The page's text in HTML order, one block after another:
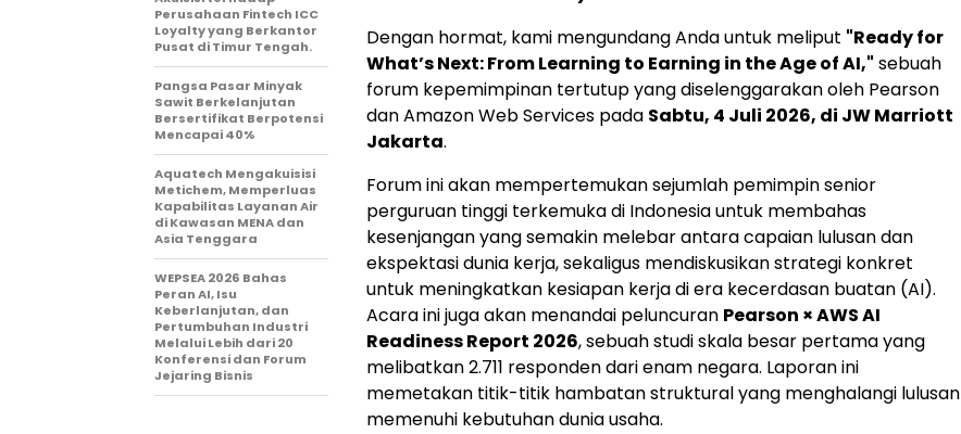
Dengan hormat, kami mengundang Anda untuk meliput "Ready for
What’s Next: From Learning to Earning in the Age of AI," sebuah
forum kepemimpinan tertutup yang diselenggarakan oleh Pearson
dan Amazon Web Services pada Sabtu, 4 Juli 2026, di JW Marriott
Jakarta.
Forum ini akan mempertemukan sejumlah pemimpin senior
perguruan tinggi terkemuka di Indonesia untuk membahas
kesenjangan yang semakin melebar antara capaian lulusan dan
ekspektasi dunia kerja, sekaligus mendiskusikan strategi konkret
untuk meningkatkan kesiapan kerja di era kecerdasan buatan (AI).
Acara ini juga akan menandai peluncuran Pearson × AWS AI
Readiness Report 2026, sebuah studi skala besar pertama yang
melibatkan 2.711 responden dari enam negara. Laporan ini
memetakan titik-titik hambatan struktural yang menghalangi lulusan
memenuhi kebutuhan dunia usaha.
Perusahaan Fintech ICC
Loyalty yang Berkantor
Pusat di Timur Tengah.
Pangsa Pasar Minyak
Sawit Berkelanjutan
Bersertifikat Berpotensi
Mencapai 40%
Aquatech Mengakuisisi
Metichem, Memperluas
Kapabilitas Layanan Air
di Kawasan MENA dan
Asia Tenggara
WEPSEA 2026 Bahas
Peran AI, Isu
Keberlanjutan, dan
Pertumbuhan Industri
Melalui Lebih dari 20
Konferensi dan Forum
Jejaring Bisnis